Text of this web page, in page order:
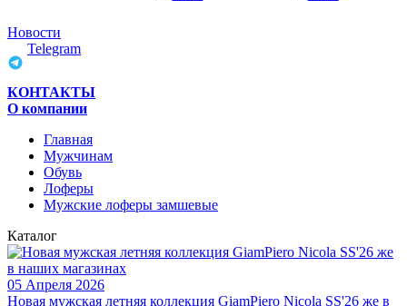
Новости
Telegram
КОНТАКТЫ
О компании
Главная
Мужчинам
Обувь
Лоферы
Мужские лоферы замшевые
Каталог
05 Апреля 2026
Новая мужская летняя коллекция GiamPiero Nicola SS'26 же в